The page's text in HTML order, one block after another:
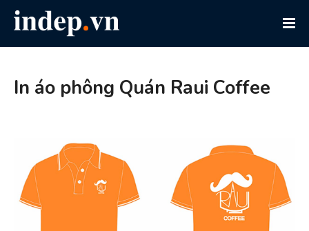
In áo phông Quán Raui Coffee